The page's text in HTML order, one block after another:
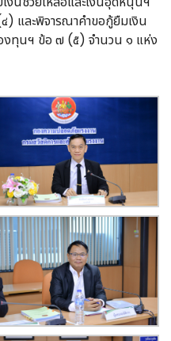
) และพิจารณาคำขอกู้ยืมเงิน
งทุนฯ ข้อ ๗ (๕) จำนวน ๑ แห่ง